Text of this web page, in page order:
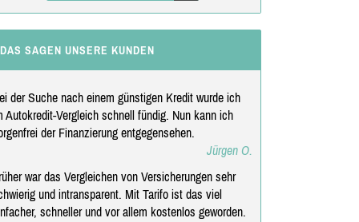
DAS SAGEN UNSERE KUNDEN
der Suche nach einem günstigen Kredit wurde ich
Autokredit-Vergleich schnell fündig. Nun kann ich
der Finanzierung entgegensehen.
Jürgen O.
war das Vergleichen von Versicherungen sehr
und intransparent. Mit Tarifo ist das viel
schneller und vor allem kostenlos geworden.